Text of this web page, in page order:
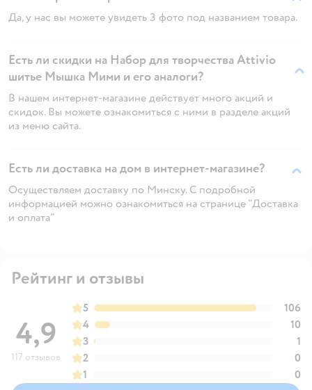
Да, у нас вы можете увидеть 3 фото под названием товара.
Есть ли скидки на Набор для творчества Attivio
шитье Мышка Мими и его аналоги?
В нашем интернет-магазине действует много акций и
скидок. Вы можете ознакомиться с ними в разделе акций
из меню сайта.
Есть ли доставка на дом в интернет-магазине?
Осуществляем доставку по Минску. С подробной
информацией можно ознакомиться на странице "Доставка
и оплата"
Рейтинг и отзывы
4,9
117 отзывов
5
106
4
10
3
1
2
0
1
0